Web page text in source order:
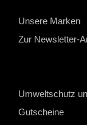
Unsere Marken
Zur Newsletter-
Umweltschutz
Gutscheine